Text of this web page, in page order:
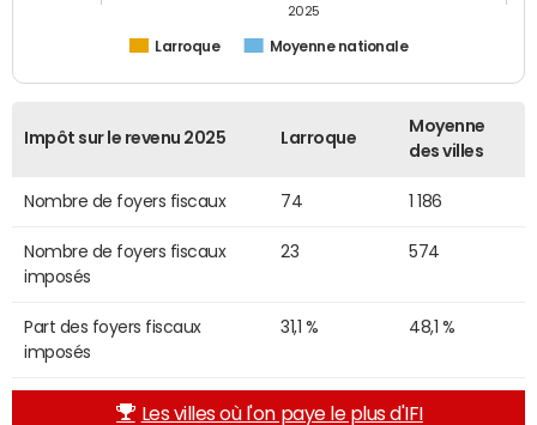
Larroque Moyenne nationale
2025
Impôt sur le revenu 2025 Larroque
Moyenne
des villes
Nombre de foyers fiscaux 74 1 186
Nombre de foyers fiscaux
imposés
23 574
Part des foyers fiscaux
imposés
31,1 % 48,1 %
Les villes où l'on paye le plus d'IFI